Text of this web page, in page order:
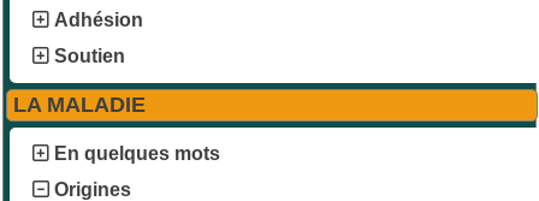
Adhésion
Soutien
LA MALADIE
En quelques mots
Origines